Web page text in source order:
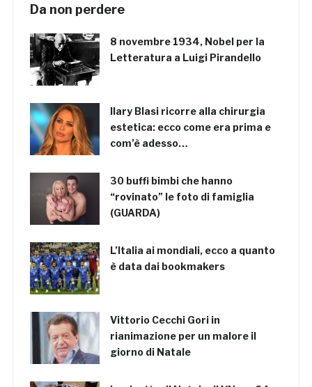
Da non perdere
8 novembre 1934, Nobel per la
Letteratura a Luigi Pirandello
Ilary Blasi ricorre alla chirurgia
estetica: ecco come era prima e
com’è adesso…
30 buffi bimbi che hanno
“rovinato” le foto di famiglia
(GUARDA)
L’Italia ai mondiali, ecco a quanto
è data dai bookmakers
Vittorio Cecchi Gori in
rianimazione per un malore il
giorno di Natale